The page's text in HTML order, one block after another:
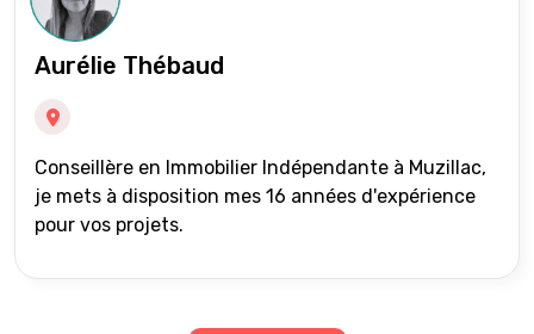
Aurélie Thébaud
Conseillère en Immobilier Indépendante à Muzillac,
je mets à disposition mes 16 années d'expérience
pour vos projets.